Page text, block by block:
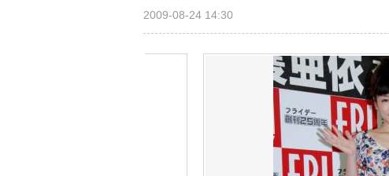
2009-08-24 14:30